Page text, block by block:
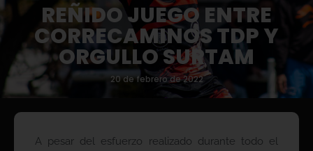
REÑIDO JUEGO ENTRE
CORRECAMINOS TDP Y
ORGULLO SURTAM
20 de febrero de 2022
A pesar del esfuerzo realizado durante todo el